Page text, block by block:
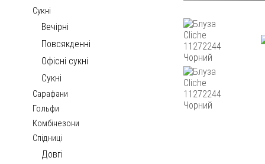
Сукні
Вечірні
Повсякденні
Офісні сукні
Сукні
Сарафани
Гольфи
Комбінезони
Спідниці
Довгі